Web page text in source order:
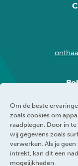
Om de beste
zoals cookies om
raadplegen. Door in
wij gegevens zoals
verwerken. Als je
intrekt, kan dit een
mogelijkheden.